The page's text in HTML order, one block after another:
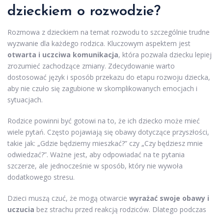
dzieckiem o rozwodzie?
Rozmowa z dzieckiem na temat rozwodu to szczególnie trudne
wyzwanie dla każdego rodzica. Kluczowym aspektem jest
otwarta i uczciwa komunikacja, która pozwala dziecku lepiej
zrozumieć zachodzące zmiany. Zdecydowanie warto
dostosować język i sposób przekazu do etapu rozwoju dziecka,
aby nie czuło się zagubione w skomplikowanych emocjach i
sytuacjach.
Rodzice powinni być gotowi na to, że ich dziecko może mieć
wiele pytań. Często pojawiają się obawy dotyczące przyszłości,
takie jak: „Gdzie będziemy mieszkać?” czy „Czy będziesz mnie
odwiedzać?”. Ważne jest, aby odpowiadać na te pytania
szczerze, ale jednocześnie w sposób, który nie wywoła
dodatkowego stresu.
Dzieci muszą czuć, że mogą otwarcie wyrażać swoje obawy i
uczucia bez strachu przed reakcją rodziców. Dlatego podczas